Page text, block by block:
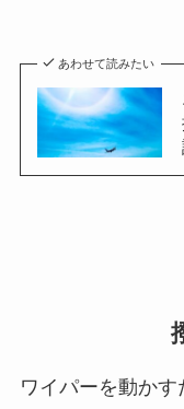
あわせて読みたい
ワイパーを動か